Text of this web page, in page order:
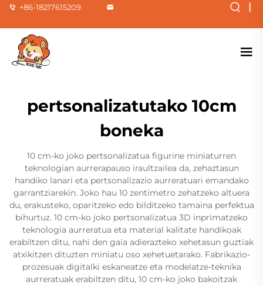
+86-18217615209 |
pertsonalizatutako 10cm
boneka
10 cm-ko joko pertsonalizatua figurine miniaturren
teknologian aurrerapauso iraultzailea da, zehaztasun
handiko lanari eta pertsonalizazio aurreratuari emandako
garrantziarekin. Joko hau 10 zentimetro zehatzeko altuera
du, erakusteko, oparitzeko edo bilditzeko tamaina perfektua
bihurtuz. 10 cm-ko joko pertsonalizatua 3D inprimatzeko
teknologia aurreratua eta material kalitate handikoak
erabiltzen ditu, nahi den gaia adierazteko xehetasun guztiak
atxikitzen dituzten miniatu oso xehetuetarako. Fabrikazio-
prozesuak digitalki eskaneatze eta modelatze-teknika
aurreratuak erabiltzen ditu, 10 cm-ko joko bakoitzak